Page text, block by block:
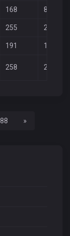
168 86
255 223
191 125
258 226
»Вперед